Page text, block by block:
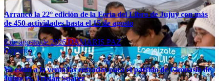
Arrancó la 22° edición de la Feria del Libro de Jujuy con más
de 450 actividades hasta el 15 de agosto
8 de agosto de 2026DAMARIS PAZ
Deportes
Ya están a la venta las entradas para el partido de Gimnasia de
Jujuy vs. Tristán Suárez